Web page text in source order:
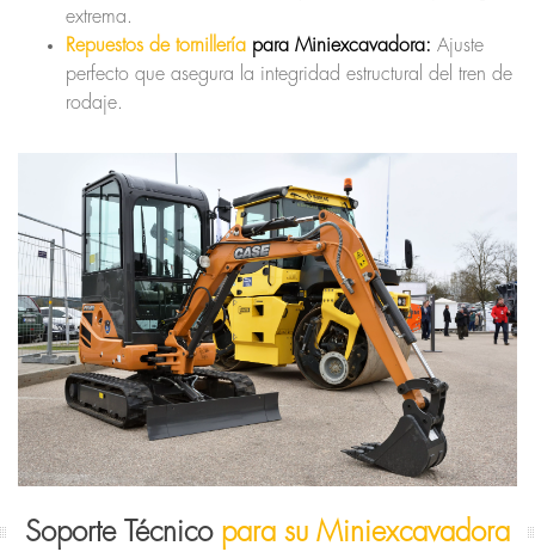
extrema.
Repuestos de tornillería para Miniexcavadora: Ajuste
perfecto que asegura la integridad estructural del tren de
rodaje.
Soporte Técnico para su Miniexcavadora